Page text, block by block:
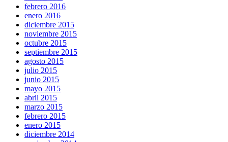
febrero 2016
enero 2016
diciembre 2015
noviembre 2015
octubre 2015
septiembre 2015
agosto 2015
julio 2015
junio 2015
mayo 2015
abril 2015
marzo 2015
febrero 2015
enero 2015
diciembre 2014